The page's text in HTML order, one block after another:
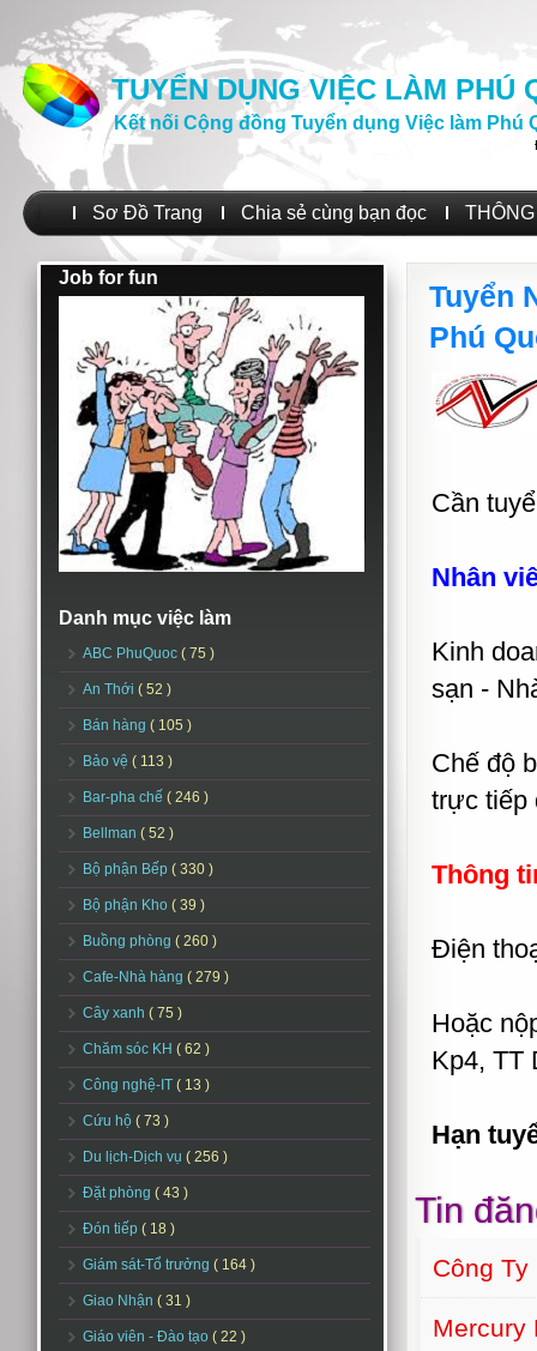
TUYỂN DỤNG VIỆC LÀM PHÚ
Kết nối Cộng đồng Tuyển dụng Việc làm Phú
Sơ Đồ Trang Chia sẻ cùng bạn đọc
Job for fun
Danh mục việc làm
ABC PhuQuoc ( 75 )
An Thới ( 52 )
Bán hàng ( 105 )
Bảo vệ ( 113 )
Bar-pha chế ( 246 )
Bellman ( 52 )
Bộ phận Bếp ( 330 )
Bộ phận Kho ( 39 )
Buồng phòng ( 260 )
Cafe-Nhà hàng ( 279 )
Cây xanh ( 75 )
Chăm sóc KH ( 62 )
Công nghệ-IT ( 13 )
Cứu hộ ( 73 )
Du lịch-Dịch vụ ( 256 )
Đặt phòng ( 43 )
Đón tiếp ( 18 )
Giám sát-Tổ trưởng ( 164 )
Giao Nhận ( 31 )
Giáo viên - Đào tạo ( 22 )
Tuyển
Phú
Cần
Nhân
Kinh
sạn -
Chế độ
trực tiếp
Thông
Điện
Hoặc
Kp4, TT
Hạn
Tin
Công
Mercury